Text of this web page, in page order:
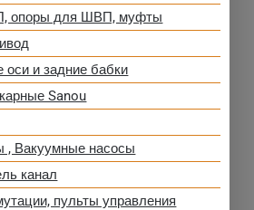
опоры для ШВП, муфты
оси и задние бабки
Sanou
, Вакуумные насосы
канал
пульты управления